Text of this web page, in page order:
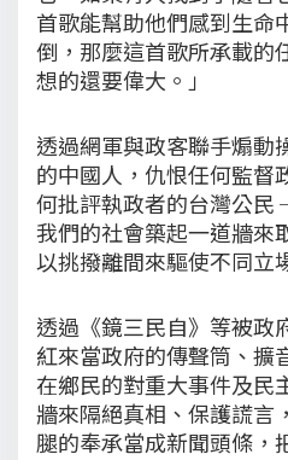
首歌能幫助他們感到生命
倒，那麼這首歌所承載的
想的還要偉大。」
透過網軍與政客聯手煽
的中國人，仇恨任何監督
何批評執政者的台灣公
我們的社會築起一道牆來
以挑撥離間來驅使不同立
透過《鏡三民自》等被政
紅來當政府的傳聲筒、擴
在鄉民的對重大事件及民
牆來隔絕真相、保護謊言
腿的奉承當成新聞頭條，